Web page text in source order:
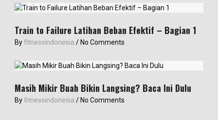
Train to Failure Latihan Beban Efektif – Bagian 1
Byfitnessindonesia / No Comments
Masih Mikir Buah Bikin Langsing? Baca Ini Dulu
Byfitnessindonesia / No Comments